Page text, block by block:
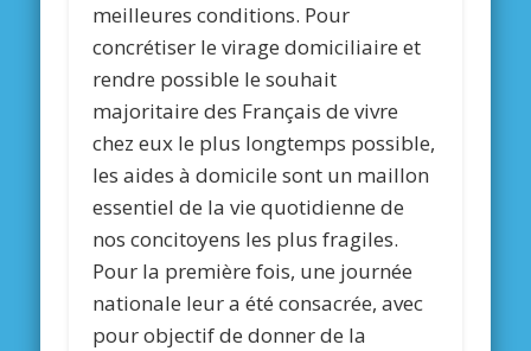
meilleures conditions. Pour
concrétiser le virage domiciliaire et
rendre possible le souhait
majoritaire des Français de vivre
chez eux le plus longtemps possible,
les aides à domicile sont un maillon
essentiel de la vie quotidienne de
nos concitoyens les plus fragiles.
Pour la première fois, une journée
nationale leur a été consacrée, avec
pour objectif de donner de la